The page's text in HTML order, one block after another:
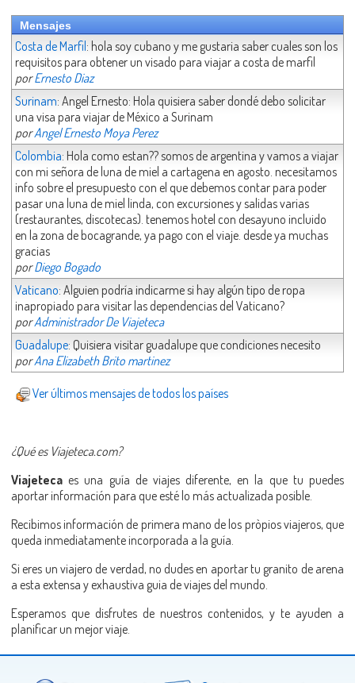
Mensajes
Costa de Marfil: hola soy cubano y me gustaria saber cuales son los
requisitos para obtener un visado para viajar a costa de marfil
porErnesto Diaz
Surinam: Angel Ernesto: Hola quisiera saber dondé debo solicitar
una visa para viajar de México a Surinam
porAngel Ernesto Moya Perez
Colombia: Hola como estan?? somos de argentina y vamos a viajar
con mi señora de luna de miel a cartagena en agosto. necesitamos
info sobre el presupuesto con el que debemos contar para poder
pasar una luna de miel linda, con excursiones y salidas varias
(restaurantes, discotecas). tenemos hotel con desayuno incluido
en la zona de bocagrande, ya pago con el viaje. desde ya muchas
gracias
porDiego Bogado
Vaticano: Alguien podría indicarme si hay algún tipo de ropa
inapropiado para visitar las dependencias del Vaticano?
porAdministrador De Viajeteca
Guadalupe: Quisiera visitar guadalupe que condiciones necesito
porAna Elizabeth Brito martinez
Ver últimos mensajes de todos los países
¿Qué es Viajeteca.com?
Viajeteca es una guía de viajes diferente, en la que tu puedes
aportar información para que esté lo más actualizada posible.
Recibimos información de primera mano de los pròpios viajeros, que
queda inmediatamente incorporada a la guía.
Si eres un viajero de verdad, no dudes en aportar tu granito de arena
a esta extensa y exhaustiva guia de viajes del mundo.
Esperamos que disfrutes de nuestros contenidos, y te ayuden a
planificar un mejor viaje.